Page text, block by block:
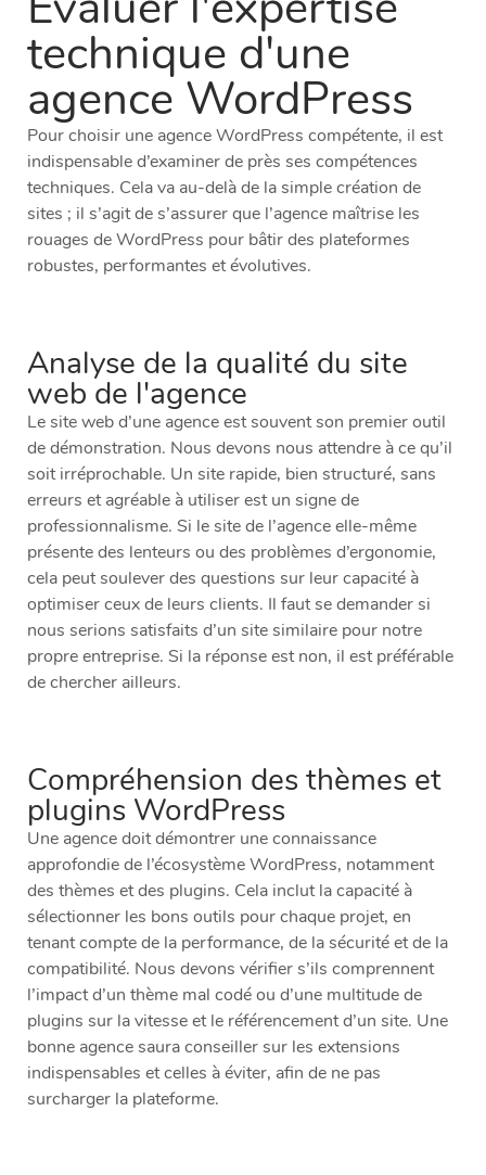
technique d'une
agence WordPress
Pour choisir une agence WordPress compétente, il est
indispensable d’examiner de près ses compétences
techniques. Cela va au-delà de la simple création de
sites ; il s’agit de s’assurer que l’agence maîtrise les
rouages de WordPress pour bâtir des plateformes
robustes, performantes et évolutives.
Analyse de la qualité du site
web de l'agence
Le site web d’une agence est souvent son premier outil
de démonstration. Nous devons nous attendre à ce qu’il
soit irréprochable. Un site rapide, bien structuré, sans
erreurs et agréable à utiliser est un signe de
professionnalisme. Si le site de l’agence elle-même
présente des lenteurs ou des problèmes d’ergonomie,
cela peut soulever des questions sur leur capacité à
optimiser ceux de leurs clients. Il faut se demander si
nous serions satisfaits d’un site similaire pour notre
propre entreprise. Si la réponse est non, il est préférable
de chercher ailleurs.
Compréhension des thèmes et
plugins WordPress
Une agence doit démontrer une connaissance
approfondie de l’écosystème WordPress, notamment
des thèmes et des plugins. Cela inclut la capacité à
sélectionner les bons outils pour chaque projet, en
tenant compte de la performance, de la sécurité et de la
compatibilité. Nous devons vérifier s’ils comprennent
l’impact d’un thème mal codé ou d’une multitude de
plugins sur la vitesse et le référencement d’un site. Une
bonne agence saura conseiller sur les extensions
indispensables et celles à éviter, afin de ne pas
surcharger la plateforme.